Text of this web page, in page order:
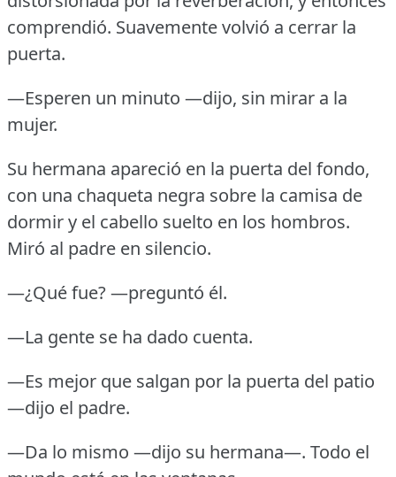
comprendió. Suavemente volvió a cerrar la
puerta.
—Esperen un minuto —dijo, sin mirar a la
mujer.
Su hermana apareció en la puerta del fondo,
con una chaqueta negra sobre la camisa de
dormir y el cabello suelto en los hombros.
Miró al padre en silencio.
—¿Qué fue?—preguntó él.
—La gente se ha dado cuenta.
—Es mejor que salgan por la puerta del patio
—dijo el padre.
—Da lo mismo —dijo su hermana—. Todo el